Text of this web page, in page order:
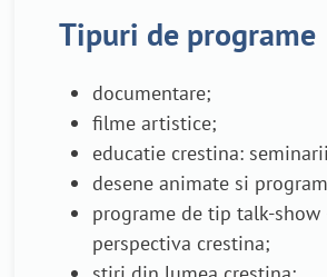
Tipuri de programe
documentare;
filme artistice;
educatie crestina:
desene animate si
programe de tip talk-
perspectiva crestina;